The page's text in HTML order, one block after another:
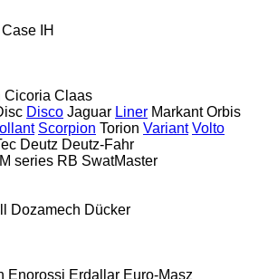
Case IH
Cicoria Claas
Disco Jaguar Liner Markant Orbis
Scorpion Torion Variant Volto
Deutz Deutz-Fahr
M series RB SwatMaster
Dozamech Dücker
Enorossi Erdallar Euro-Masz